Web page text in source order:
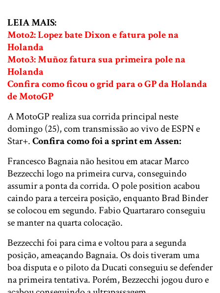
LEIA MAIS:
Moto2: Lopez bate Dixon e fatura pole na
Holanda
Moto3: Muñoz fatura sua primeira pole na
Holanda
Confira como ficou o grid para o GP da Holanda
de MotoGP
A MotoGP realiza sua corrida principal neste
domingo (25), com transmissão ao vivo de ESPN e
Star+.Confira como foi a sprint em Assen:
Francesco Bagnaia não hesitou em atacar Marco
Bezzecchi logo na primeira curva, conseguindo
assumir a ponta da corrida. O pole position acabou
caindo para a terceira posição, enquanto Brad Binder
se colocou em segundo. Fabio Quartararo conseguiu
se manter na quarta colocação.
Bezzecchi foi para cima e voltou para a segunda
posição, ameaçando Bagnaia. Os dois tiveram uma
boa disputa e o piloto da Ducati conseguiu se defender
na primeira tentativa. Porém, Bezzecchi jogou duro e